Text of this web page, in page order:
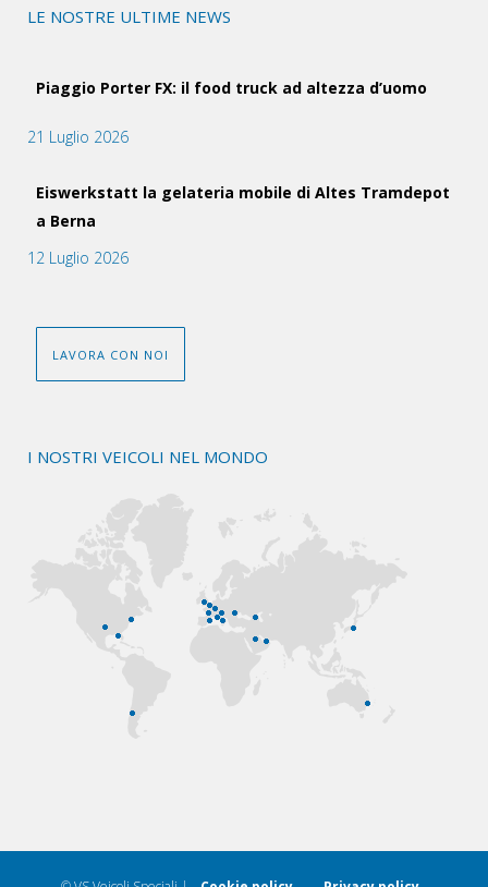
LE NOSTRE ULTIME NEWS
Piaggio Porter FX: il food truck ad altezza d’uomo
21 Luglio 2026
Eiswerkstatt la gelateria mobile di Altes Tramdepot
a Berna
12 Luglio 2026
LAVORA CON NOI
I NOSTRI VEICOLI NEL MONDO